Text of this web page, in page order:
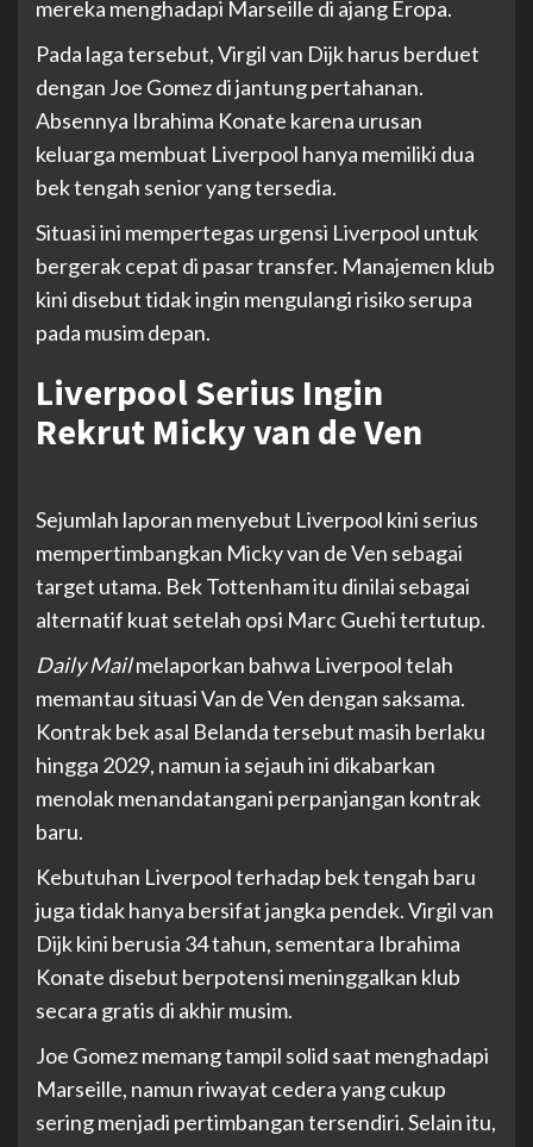
mereka menghadapi Marseille di ajang Eropa.
Pada laga tersebut, Virgil van Dijk harus berduet
dengan Joe Gomez di jantung pertahanan.
Absennya Ibrahima Konate karena urusan
keluarga membuat Liverpool hanya memiliki dua
bek tengah senior yang tersedia.
Situasi ini mempertegas urgensi Liverpool untuk
bergerak cepat di pasar transfer. Manajemen klub
kini disebut tidak ingin mengulangi risiko serupa
pada musim depan.
Liverpool Serius Ingin
Rekrut Micky van de Ven
Sejumlah laporan menyebut Liverpool kini serius
mempertimbangkan Micky van de Ven sebagai
target utama. Bek Tottenham itu dinilai sebagai
alternatif kuat setelah opsi Marc Guehi tertutup.
Daily Mailmelaporkan bahwa Liverpool telah
memantau situasi Van de Ven dengan saksama.
Kontrak bek asal Belanda tersebut masih berlaku
hingga 2029, namun ia sejauh ini dikabarkan
menolak menandatangani perpanjangan kontrak
baru.
Kebutuhan Liverpool terhadap bek tengah baru
juga tidak hanya bersifat jangka pendek. Virgil van
Dijk kini berusia 34 tahun, sementara Ibrahima
Konate disebut berpotensi meninggalkan klub
secara gratis di akhir musim.
Joe Gomez memang tampil solid saat menghadapi
Marseille, namun riwayat cedera yang cukup
sering menjadi pertimbangan tersendiri. Selain itu,